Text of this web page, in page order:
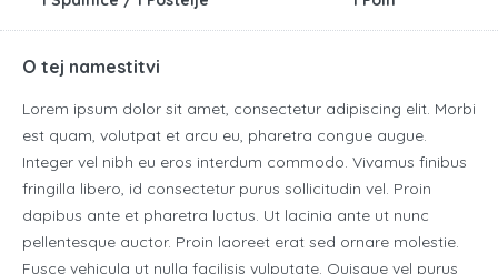
O tej namestitvi
Lorem ipsum dolor sit amet, consectetur adipiscing elit. Morbi
est quam, volutpat et arcu eu, pharetra congue augue.
Integer vel nibh eu eros interdum commodo. Vivamus finibus
fringilla libero, id consectetur purus sollicitudin vel. Proin
dapibus ante et pharetra luctus. Ut lacinia ante ut nunc
pellentesque auctor. Proin laoreet erat sed ornare molestie.
Fusce vehicula ut nulla facilisis vulputate. Quisque vel purus